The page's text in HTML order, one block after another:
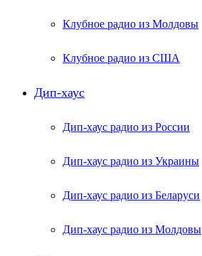
Клубное радио из Молдовы
Клубное радио из США
Дип-хаус
Дип-хаус радио из России
Дип-хаус радио из Украины
Дип-хаус радио из Беларуси
Дип-хаус радио из Молдовы